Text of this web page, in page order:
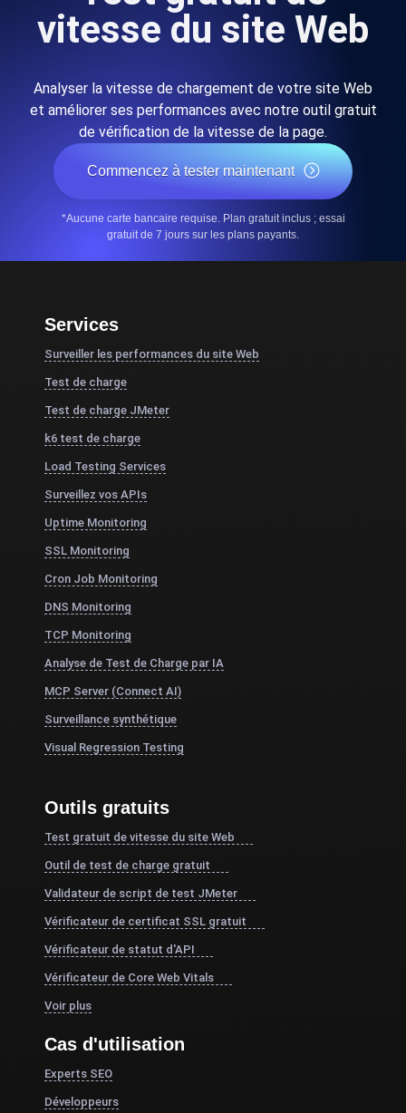
vitesse du site Web
Analyser la vitesse de chargement de votre site Web
et améliorer ses performances avec notre outil gratuit
de vérification de la vitesse de la page.
Commencez à tester maintenant
*Aucune carte bancaire requise. Plan gratuit inclus ; essai
gratuit de 7 jours sur les plans payants.
Services
Surveiller les performances du site Web
Test de charge
Test de charge JMeter
k6 test de charge
Load Testing Services
Surveillez vos APIs
Uptime Monitoring
SSL Monitoring
Cron Job Monitoring
DNS Monitoring
TCP Monitoring
Analyse de Test de Charge par IA
MCP Server (Connect AI)
Surveillance synthétique
Visual Regression Testing
Outils gratuits
Test gratuit de vitesse du site Web
Outil de test de charge gratuit
Validateur de script de test JMeter
Vérificateur de certificat SSL gratuit
Vérificateur de statut d'API
Vérificateur de Core Web Vitals
Voir plus
Cas d'utilisation
Experts SEO
Développeurs